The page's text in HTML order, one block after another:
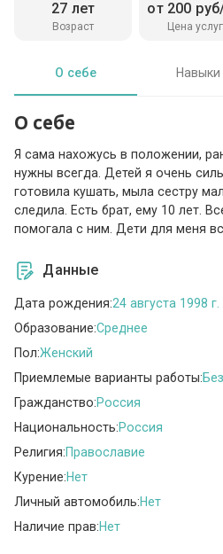
Возраст
27 лет
Цена
от 200
О себе Навыки
О себе
Я сама нахожусь в положении,
нужны всегда. Детей я очень
готовила кушать, мыла сестру
следила. Есть брат, ему 10 лет.
помогала с ним. Дети для меня
Данные
Дата рождения:24 августа 1998 г.
Образование:Среднее
Пол:Женский
Приемлемые варианты работы:
Гражданство:Россия
Национальность:Россия
Религия:Православие
Курение:Нет
Личный автомобиль:Нет
Наличие прав:Нет